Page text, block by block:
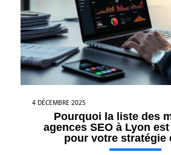
4 DÉCEMBRE 2025
Pourquoi la liste des
agences SEO à Lyon
pour votre stratégie